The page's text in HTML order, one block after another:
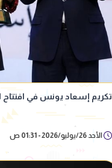
تكريم إسعاد يونس في افتتاح
الأحد 26/يوليو/2026 - 01:31 ص